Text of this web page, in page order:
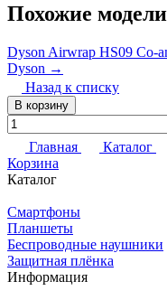
Похожие модели
Dyson Airwrap HS09 Co-
Dyson →
Назад к списку
В корзину
Главная Каталог
Корзина
Каталог
Смартфоны
Планшеты
Беспроводные наушники
Защитная плёнка
Информация